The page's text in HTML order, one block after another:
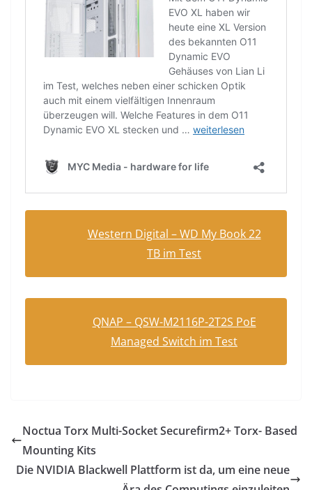
Western Digital – WD My Book 22
TB im Test
QNAP – QSW-M2116P-2T2S PoE
Managed Switch im Test
Noctua Torx Multi-Socket Securefirm2+ Torx- Based
Mounting Kits
Die NVIDIA Blackwell Plattform ist da, um eine neue